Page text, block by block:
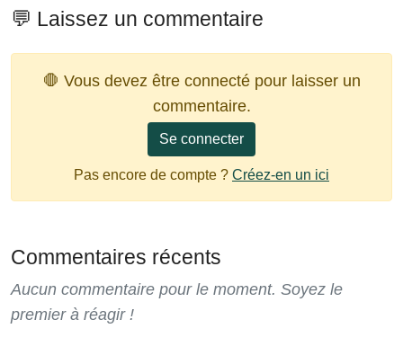
💬 Laissez un commentaire
🛑 Vous devez être connecté pour laisser un
commentaire.
Se connecter
Pas encore de compte ? Créez-en un ici
Commentaires récents
Aucun commentaire pour le moment. Soyez le
premier à réagir !